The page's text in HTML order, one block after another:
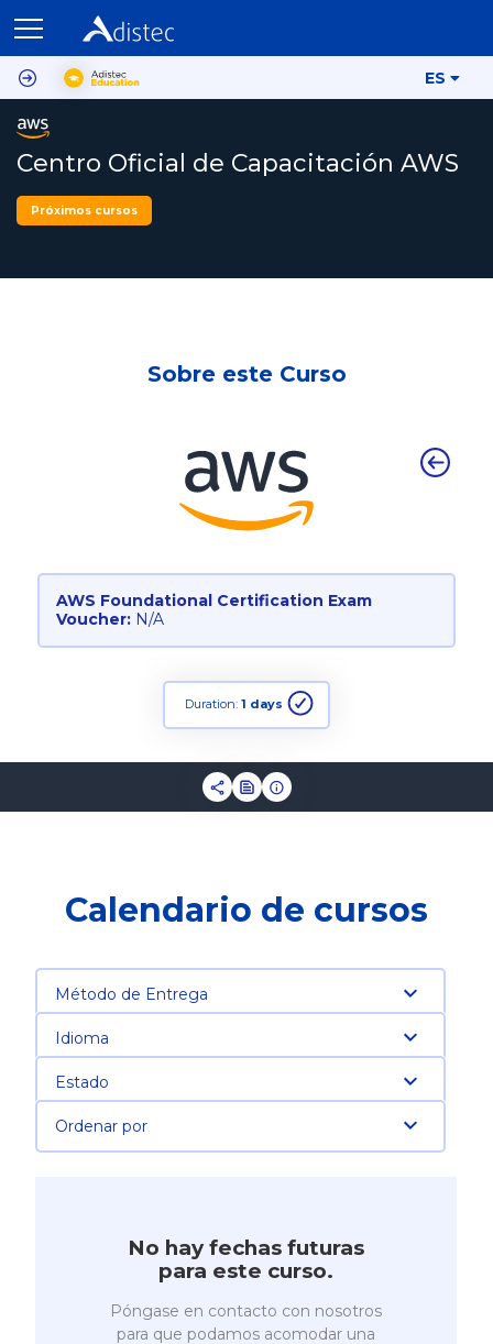
ES
Centro Oficial de Capacitación AWS
Próximos cursos
Sobre este Curso
AWS Foundational Certification Exam
Voucher: N/A
Duration: 1 days
Calendario de cursos
Método de Entrega
Idioma
Estado
Ordenar por
No hay fechas futuras
para este curso.
Póngase en contacto con nosotros
para que podamos acomodar una